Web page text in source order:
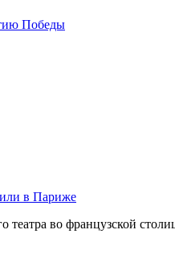
Победы
в Париже
во французской